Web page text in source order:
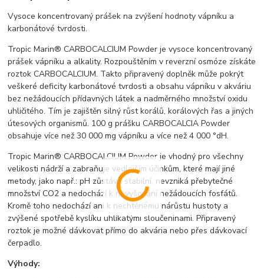
Vysoce koncentrovaný prášek na zvýšení hodnoty vápníku a
karbonátové tvrdosti.
Tropic Marin® CARBOCALCIUM Powder je vysoce koncentrovaný
prášek vápníku a alkality. Rozpouštěním v reverzní osmóze získáte
roztok CARBOCALCIUM. Takto připravený doplněk může pokrýt
veškeré deficity karbonátové tvrdosti a obsahu vápníku v akváriu
bez nežádoucích přídavných látek a nadměrného množství oxidu
uhličitého. Tím je zajištěn silný růst korálů, korálových řas a jiných
útesových organismů. 100 g prášku CARBOCALCIA Powder
obsahuje více než 30 000 mg vápníku a více než 4 000 °dH.
Tropic Marin® CARBOCALCIUM Powder je vhodný pro všechny
velikosti nádrží a zabraňuje vedlejším účinkům, které mají jiné
metody, jako např.: pH zůstává stabilní, nevzniká přebytečné
množství CO2 a nedochází k navyšování nežádoucích fosfátů.
Kromě toho nedochází ani k nechtěnému nárůstu hustoty a
zvýšené spotřebě kyslíku uhlíkatými sloučeninami. Připravený
roztok je možné dávkovat přímo do akvária nebo přes dávkovací
čerpadlo.
Výhody: